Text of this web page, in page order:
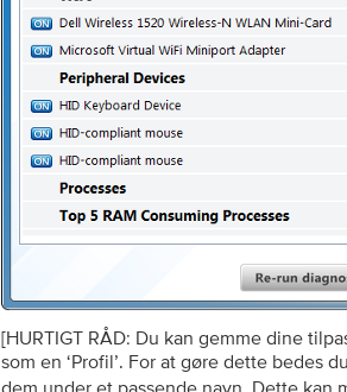
[HURTIGT RÅD: Du kan gemme dine
som en ‘Profil’. For at gøre dette bedes
dem under et passende navn. Dette kan